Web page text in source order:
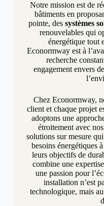
Notre mission est de
bâtiments en
pointe, des systèmes
renouvelables qui
énergétique tout
Econormway est à
recherche
engagement envers
Chez Econormway,
client et chaque projet
adoptons une
étroitement avec
solutions sur mesure
besoins énergétiques
leurs objectifs de
combine une
une passion pour
installation n’est
technologique, mais